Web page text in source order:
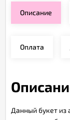
Описание
Оплата
Данный букет из